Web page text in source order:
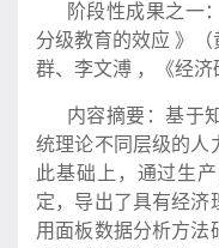
阶段性成果之一
分级教育的效应 》
群、李文溥 ，《经济
内容摘要：基于
统理论不同层级的人
此基础上，通过生
定，导出了具有经济
用面板数据分析方法